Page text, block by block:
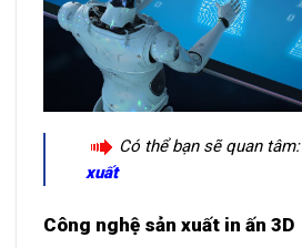
Có thể bạn sẽ quan tâm:
xuất
Công nghệ sản xuất in ấn 3D